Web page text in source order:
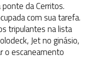
da Cerritos.
com sua tarefa.
tripulantes na lista
Jet no ginásio,
o escaneamento